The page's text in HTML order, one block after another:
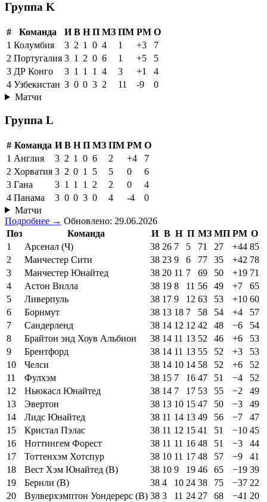
Группа K
# Команда И В Н П МЗ ПМ РМ О
1 Колумбия 3 2 1 0 4 1 +3
7
2 Португалия 3 1 2 0 6 1 +5
5
3 ДР Конго 3 1 1 1 4 3 +1
4
4 Узбекистан 3 0 0 3 2 11 -9
0
Матчи
Группа L
# Команда И В Н П МЗ ПМ РМ О
1 Англия 3 2 1 0 6 2 +4
7
2 Хорватия 3 2 0 1 5 5 0
6
3 Гана 3 1 1 1 2 2 0
4
4 Панама 3 0 0 3 0 4 -4
0
Матчи
Подробнее → Обновлено: 29.06.2026
Поз
Команда И В Н П МЗ МП РМ О
1
Арсенал (Ч) 38 26 7 5 71 27 +44 85
2
Манчестер Сити 38 23 9 6 77 35 +42 78
3
Манчестер Юнайтед 38 20 11 7 69 50 +19 71
4
Астон Вилла 38 19 8 11 56 49 +7
65
5
Ливерпуль 38 17 9 12 63 53 +10 60
6
Борнмут 38 13 18 7 58 54 +4
57
7
Сандерленд 38 14 12 12 42 48 −6
54
8
Брайтон энд Хоув Альбион 38 14 11 13 52 46 +6
53
9
Брентфорд 38 14 11 13 55 52 +3
53
10
Челси 38 14 10 14 58 52 +6
52
11
Фулхэм 38 15 7 16 47 51 −4
52
12
Ньюкасл Юнайтед 38 14 7 17 53 55 −2
49
13
Эвертон 38 13 10 15 47 50 −3
49
14
Лидс Юнайтед 38 11 14 13 49 56 −7
47
15
Кристал Пэлас 38 11 12 15 41 51 −10 45
16
Ноттингем Форест 38 11 11 16 48 51 −3
44
17
Тоттенхэм Хотспур 38 10 11 17 48 57 −9
41
18
Вест Хэм Юнайтед (В) 38 10 9 19 46 65 −19 39
19
Бернли (В) 38 4 10 24 38 75 −37 22
20
Вулверхэмптон Уондерерс (В) 38 3 11 24 27 68 −41 20